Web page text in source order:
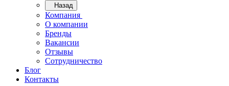
Назад
Компания
О компании
Бренды
Вакансии
Отзывы
Сотрудничество
Блог
Контакты